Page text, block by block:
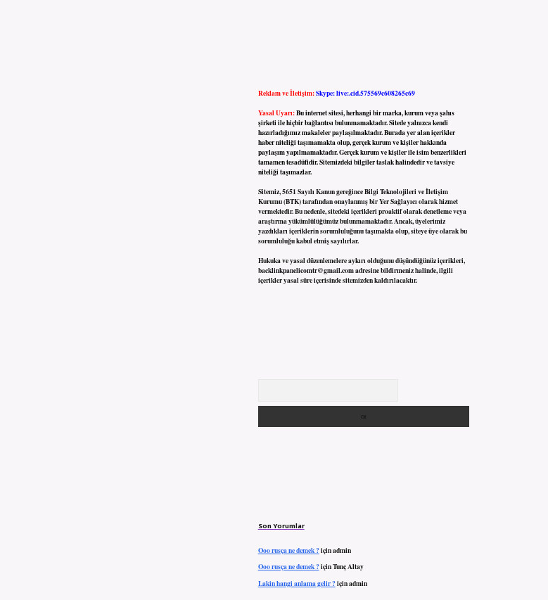
Reklam ve İletişim:Skype: live:.cid.575569c608265c69
Yasal Uyarı:Bu internet sitesi, herhangi bir marka, kurum veya şahıs
şirketi ile hiçbir bağlantısı bulunmamaktadır. Sitede yalnızca kendi
hazırladığımız makaleler paylaşılmaktadır. Burada yer alan içerikler
haber niteliği taşımamakta olup, gerçek kurum ve kişiler hakkında
paylaşım yapılmamaktadır. Gerçek kurum ve kişiler ile isim benzerlikleri
tamamen tesadüfidir. Sitemizdeki bilgiler taslak halindedir ve tavsiye
niteliği taşımazlar.
Sitemiz, 5651 Sayılı Kanun gereğince Bilgi Teknolojileri ve İletişim
Kurumu (BTK) tarafından onaylanmış bir Yer Sağlayıcı olarak hizmet
vermektedir. Bu nedenle, sitedeki içerikleri proaktif olarak denetleme veya
araştırma yükümlülüğümüz bulunmamaktadır. Ancak, üyelerimiz
yazdıkları içeriklerin sorumluluğunu taşımakta olup, siteye üye olarak bu
sorumluluğu kabul etmiş sayılırlar.
Hukuka ve yasal düzenlemelere aykırı olduğunu düşündüğünüz içerikleri,
backlinkpanelicomtr@gmail.comadresine bildirmeniz halinde, ilgili
içerikler yasal süre içerisinde sitemizden kaldırılacaktır.
Son Yorumlar
Ooo rusça ne demek ?içinadmin
Ooo rusça ne demek ?içinTunç Altay
Lakin hangi anlama gelir ?içinadmin